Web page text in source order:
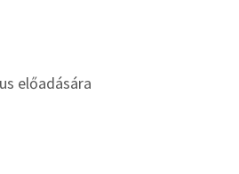
előadására